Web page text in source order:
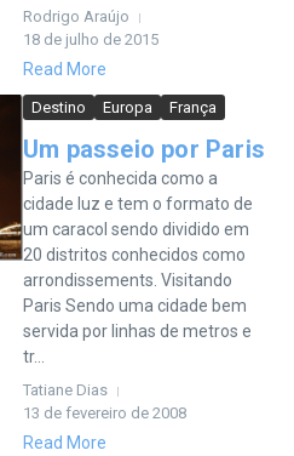
Rodrigo Araújo
18 de julho de 2015
Read More
Destino Europa França
Um passeio por Paris
Paris é conhecida como a
cidade luz e tem o formato de
um caracol sendo dividido em
20 distritos conhecidos como
arrondissements. Visitando
Paris Sendo uma cidade bem
servida por linhas de metros e
tr...
Tatiane Dias
13 de fevereiro de 2008
Read More